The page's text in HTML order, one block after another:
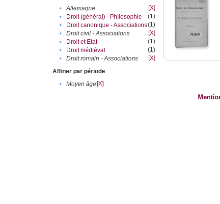
•
Allemagne
[X]
•
Droit (général) - Philosophie
(1)
•
Droit canonique - Associations(1)
•
Droit civil - Associations
[X]
•
Droit et Etat
(1)
•
Droit médiéval
(1)
•
Droit romain - Associations
[X]
Affiner par période
•
Moyen âge[X]